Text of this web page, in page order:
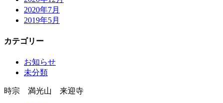
2020年7月
2019年5月
カテゴリー
お知らせ
未分類
時宗 満光山 来迎寺